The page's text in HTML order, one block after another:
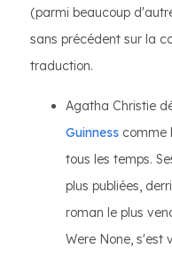
(parmi beaucoup
sans précédent sur la
traduction.
Agatha Christie
Guinness comme
tous les temps.
plus publiées,
roman le plus
Were None, s'est